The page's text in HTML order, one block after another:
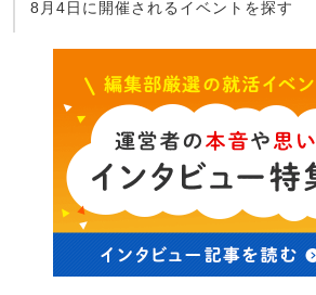
8月4日に開催されるイベントを探す